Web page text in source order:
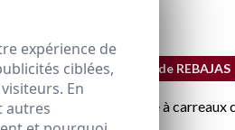
REMATE de REBAJAS
expérience de
ciblées,
En
autres